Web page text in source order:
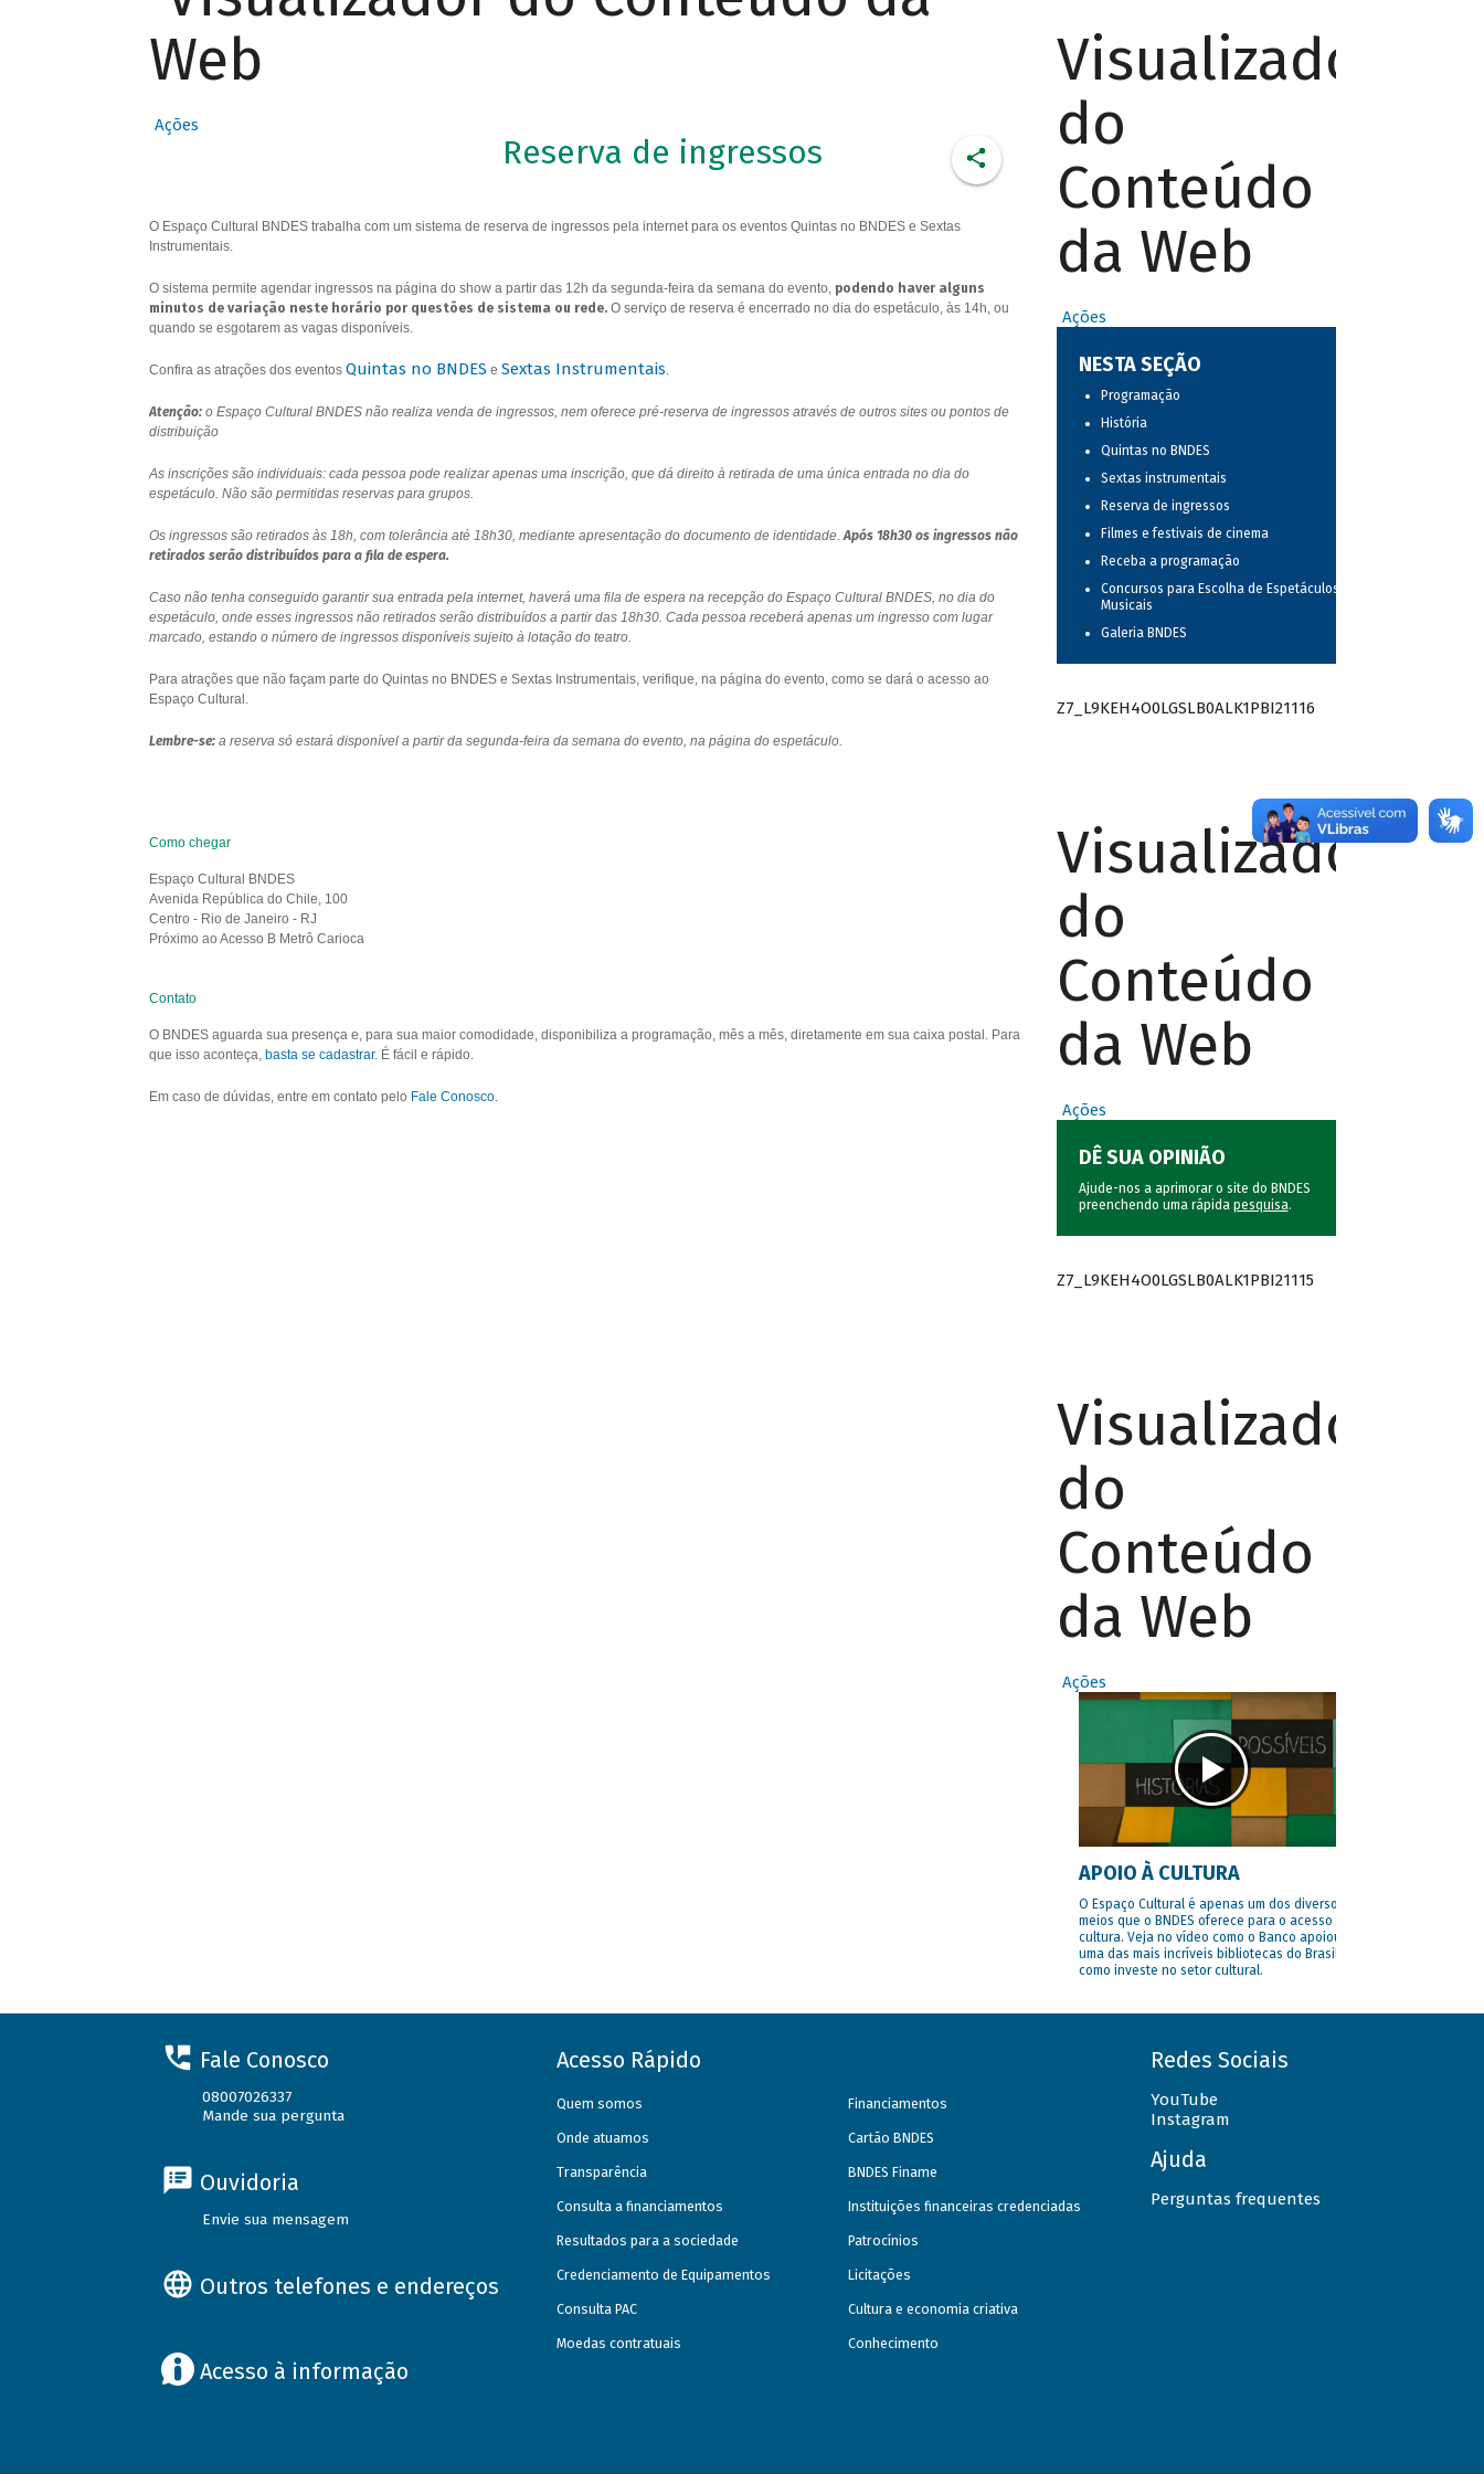
Web
Ações
Reserva de ingressos
O Espaço Cultural BNDES trabalha com um sistema de reserva de ingressos pela internet para os eventos Quintas no BNDES e Sextas
Instrumentais.
O sistema permite agendar ingressos na página do show a partir das 12h da segunda-feira da semana do evento, podendo haver alguns
minutos de variação neste horário por questões de sistema ou rede.O serviço de reserva é encerrado no dia do espetáculo, às 14h, ou
quando se esgotarem as vagas disponíveis.
Confira as atrações dos eventos Quintas no BNDES e Sextas Instrumentais.
Atenção:o Espaço Cultural BNDES não realiza venda de ingressos, nem oferece pré-reserva de ingressos através de outros sites ou pontos de
distribuição
As inscrições são individuais: cada pessoa pode realizar apenas uma inscrição, que dá direito à retirada de uma única entrada no dia do
espetáculo. Não são permitidas reservas para grupos.
Os ingressos são retirados às 18h, com tolerância até 18h30, mediante apresentação do documento de identidade.Após 18h30 os ingressos não
retirados serão distribuídos para a fila de espera.
Caso não tenha conseguido garantir sua entrada pela internet, haverá uma fila de espera na recepção do Espaço Cultural BNDES, no dia do
espetáculo, onde esses ingressos não retirados serão distribuídos a partir das 18h30. Cada pessoa receberá apenas um ingresso com lugar
marcado, estando o número de ingressos disponíveis sujeito à lotação do teatro.
Para atrações que não façam parte do Quintas no BNDES e Sextas Instrumentais, verifique, na página do evento, como se dará o acesso ao
Espaço Cultural.
Lembre-se:a reserva só estará disponível a partir da segunda-feira da semana do evento, na página do espetáculo.
Como chegar
Espaço Cultural BNDES
Avenida República do Chile, 100
Centro - Rio de Janeiro - RJ
Próximo ao Acesso B Metrô Carioca
Contato
O BNDES aguarda sua presença e, para sua maior comodidade, disponibiliza a programação, mês a mês, diretamente em sua caixa postal. Para
que isso aconteça, basta se cadastrar. É fácil e rápido.
Em caso de dúvidas, entre em contato pelo Fale Conosco.
Visualizador
do
Conteúdo
da Web
Ações
NESTA SEÇÃO
Programação
História
Quintas no BNDES
Sextas instrumentais
Reserva de ingressos
Filmes e festivais de cinema
Receba a programação
Concursos para Escolha de Espetáculos
Musicais
Galeria BNDES
Z7_L9KEH4O0LGSLB0ALK1PBI21116
Visualizador
do
Conteúdo
da Web
Ações
DÊ SUA OPINIÃO
Ajude-nos a aprimorar o site do BNDES
preenchendo uma rápida pesquisa.
Z7_L9KEH4O0LGSLB0ALK1PBI21115
Visualizador
do
Conteúdo
da Web
Ações
APOIO À CULTURA
O Espaço Cultural é apenas um dos diversos
meios que o BNDES oferece para o acesso à
cultura. Veja no vídeo como o Banco apoiou
uma das mais incríveis bibliotecas do Brasil e
como investe no setor cultural.
Fale Conosco
08007026337
Mande sua pergunta
Ouvidoria
Envie sua mensagem
Outros telefones e endereços
Acesso à informação
Acesso Rápido
Quem somos
Onde atuamos
Transparência
Consulta a financiamentos
Resultados para a sociedade
Credenciamento de Equipamentos
Consulta PAC
Moedas contratuais
Financiamentos
Cartão BNDES
BNDES Finame
Instituições financeiras credenciadas
Patrocínios
Licitações
Cultura e economia criativa
Conhecimento
Redes Sociais
YouTube
Instagram
Ajuda
Perguntas frequentes